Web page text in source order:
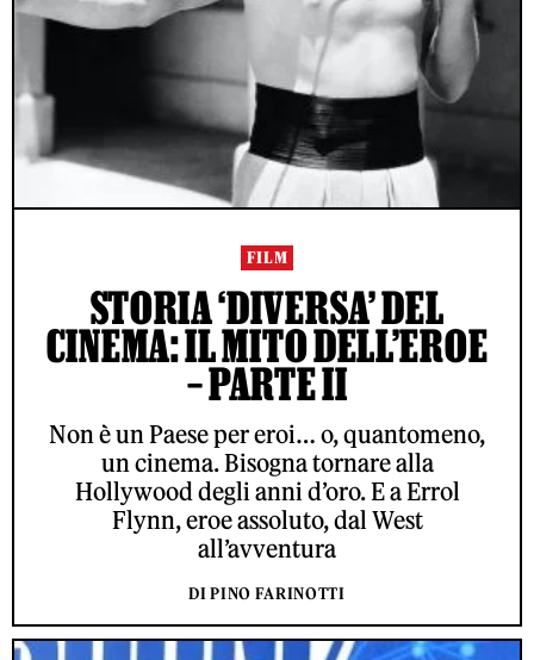
FILM
STORIA ‘DIVERSA’ DEL
CINEMA: IL MITO DELL’EROE
– PARTE II
Non è un Paese per eroi… o, quantomeno,
un cinema. Bisogna tornare alla
Hollywood degli anni d’oro. E a Errol
Flynn, eroe assoluto, dal West
all’avventura
DI PINO FARINOTTI